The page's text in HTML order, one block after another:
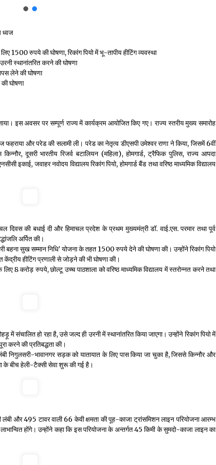
ध्वज
1500 रुपये की घोषणा, रिकांग पियो में भू-तापीय हीटिंग व्यवस्था
स्थानांतरित करने की घोषणा
लेने की घोषणा
घोषणा
इस अवसर पर सम्पूर्ण राज्य में कार्यक्रम आयोजित किए गए। राज्य स्तरीय मुख्य समारोह
और परेड की सलामी ली। परेड का नेतृत्व डीएसपी उमेश्वर राणा ने किया, जिसमें 6वीं
दूसरी भारतीय रिजर्व बटालियन (महिला), होमगार्ड, ट्रैफिक पुलिस, राज्य आपदा
इकाई, जवाहर नवोदय विद्यालय रिकांग पियो, होमगार्ड बैंड तथा वरिष्ठ माध्यमिक विद्यालय
दिवस की बधाई दी और हिमाचल प्रदेश के प्रथम मुख्यमंत्री डॉ. वाई.एस. परमार तथा पूर्व
अर्पित की।
बहना सुख सम्मान निधि’ योजना के तहत 1500 रुपये देने की घोषणा की। उन्होंने रिकांग पियो
हीटिंग प्रणाली से जोड़ने की भी घोषणा की।
8 करोड़ रुपये, छोल्टू उच्च पाठशाला को वरिष्ठ माध्यमिक विद्यालय में स्तरोन्नत करने तथा
में संचालित हो रहा है, उसे जल्द ही उरनी में स्थानांतरित किया जाएगा। उन्होंने रिकांग पियो में
करने की प्रतिबद्धता की।
निगुलसरी-भावानगर सड़क को यातायात के लिए पास किया जा चुका है, जिससे किन्नौर और
के बीच हेली-टैक्सी सेवा शुरू की गई है।
और 495 टावर वाली 66 केवी क्षमता की पूह-काजा ट्रांसमिशन लाइन परियोजना आरम्भ
होंगे। उन्होंने कहा कि इस परियोजना के अन्तर्गत 45 किमी के सुमदो-काजा लाइन का